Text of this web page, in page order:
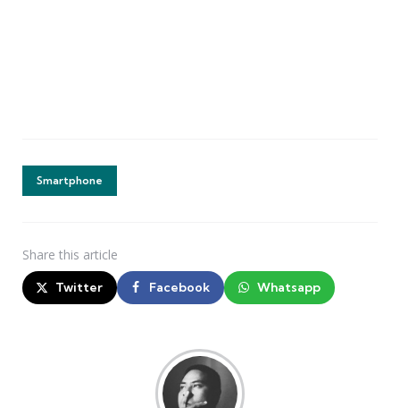
Smartphone
Share this article
Twitter Facebook Whatsapp